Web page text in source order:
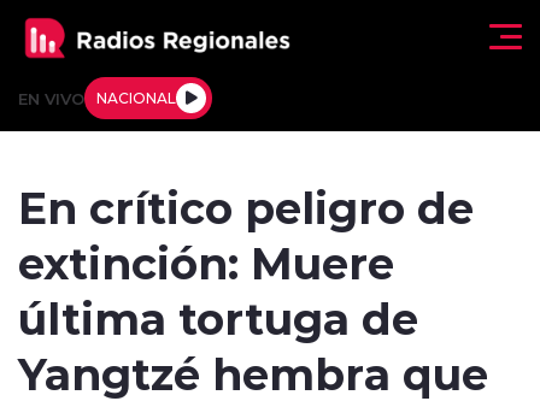
EN VIVO NACIONAL
Tendencias
En crítico peligro de
extinción: Muere
última tortuga de
Yangtzé hembra que